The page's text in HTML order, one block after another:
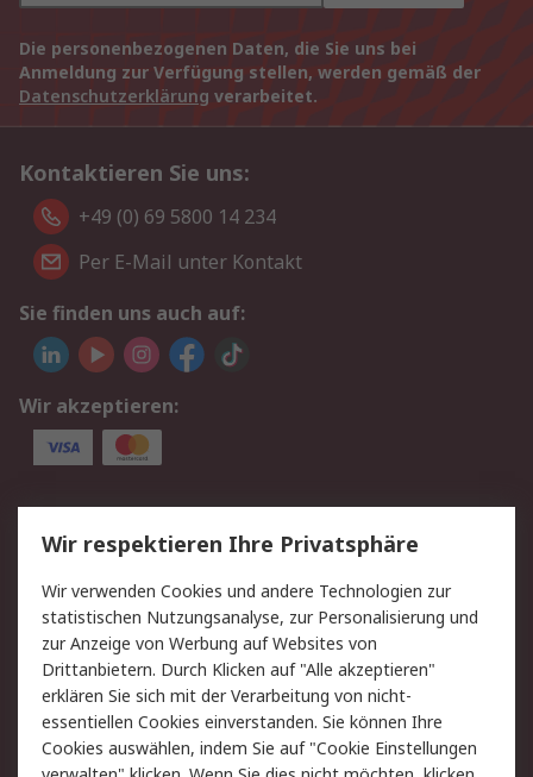
Die personenbezogenen Daten, die Sie uns bei
Anmeldung zur Verfügung stellen, werden gemäß der
Datenschutzerklärung verarbeitet.
Kontaktieren Sie uns:
+49 (0) 69 5800 14 234
Per E-Mail unter Kontakt
Sie finden uns auch auf:
Wir akzeptieren:
Service
Value Added Services
Lieferlösungen
Rücksendungen
Kontakt
Hilfe
Privatkunden
Rechtliches
AGB
Datenschutz
Cookie-Richtlinie
Zahlungsbedingungen
Wir respektieren Ihre Privatsphäre
Wir verwenden Cookies und andere Technologien zur
statistischen Nutzungsanalyse, zur Personalisierung und
zur Anzeige von Werbung auf Websites von
Drittanbietern. Durch Klicken auf "Alle akzeptieren"
erklären Sie sich mit der Verarbeitung von nicht-
essentiellen Cookies einverstanden. Sie können Ihre
Cookies auswählen, indem Sie auf "Cookie Einstellungen